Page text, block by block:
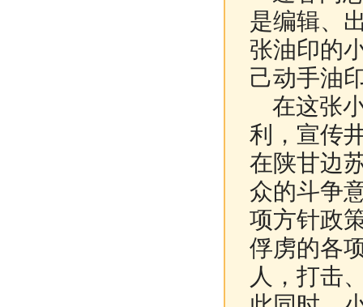
是编辑、
张油印的
己动手油
在这张
利，宣传
在陕甘边
众的斗争
项方针政
俘虏的各
人，打击